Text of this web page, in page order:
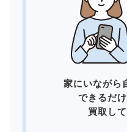
家にいながら
できるだ
買取し